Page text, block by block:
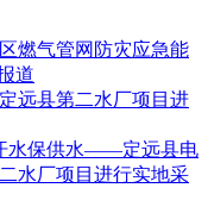
燃气管网防灾应急能
道
远县第二水厂项目进
水保供水——定远县电
水厂项目进行实地采